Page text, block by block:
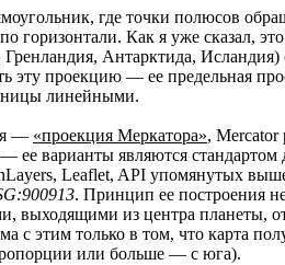
где точки полюсов
горизонтали. Как я уже сказал,
Антарктида,
эту проекцию — ее предельная
линейными.
— «проекция Меркатора», Mercator
ее варианты являются
Leaflet, API упомянутых
. Принцип ее построения
выходящими из центра планеты,
с этим только в том, что карта
или больше — с юга).